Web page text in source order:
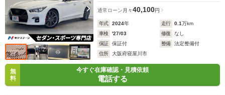
通常ローン 月々40,100円
年式 2024年 走行 0.1万km
車検
'27/03 修復
なし
保証
保証付 整備
法定整備付
住所
大阪府寝屋川市
無
料
今すぐ在庫確認・見積依頼
電話する